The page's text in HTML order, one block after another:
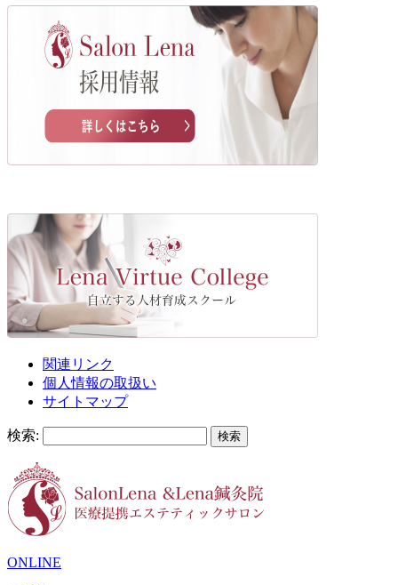
関連リンク
個人情報の取扱い
サイトマップ
検索:
ONLINE